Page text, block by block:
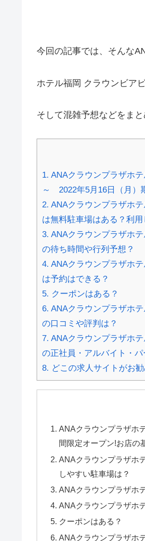
今回の記事では、そんな
ホテル福岡 クラウンビア
そして混雑予想などをまと
1. ANAクラウンプラザホ
～ 2022年5月16日（月）
2. ANAクラウンプラザホ
は無料駐車場はある？利
3. ANAクラウンプラザホ
の待ち時間や行列予想？
4. ANAクラウンプラザホ
は予約はできる？
5. クーポンはある？
6. ANAクラウンプラザホ
の口コミや評判は？
7. ANAクラウンプラザホ
の正社員・アルバイト・パ
8. どこの求人サイトがお勧
ANAクラウンプラザホ
間限定オープン!お店の
ANAクラウンプラザホ
しやすい駐車場は？
ANAクラウンプラザホ
ANAクラウンプラザホ
クーポンはある？
ANAクラウンプラザホ